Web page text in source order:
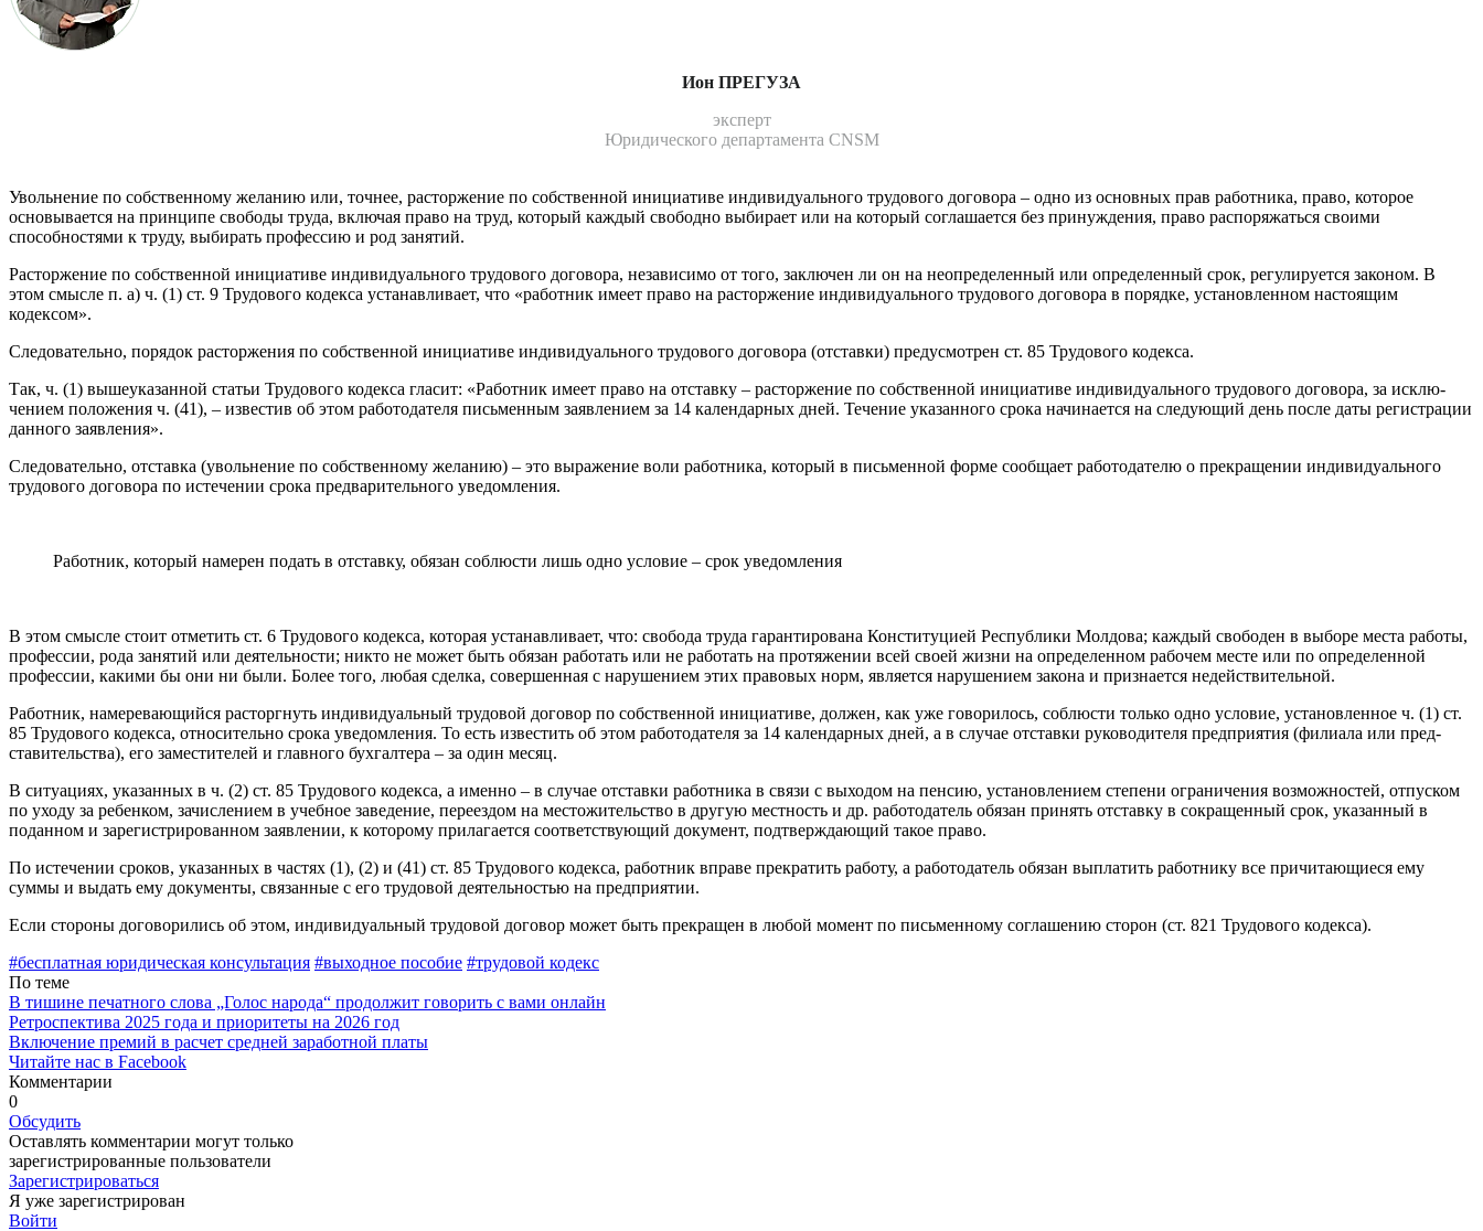
Ион ПРЕГУЗА
эксперт
Юридического департамента CNSM
Увольнение по собственному желанию или, точнее, растор­жение по собственной инициативе индивидуального трудового договора ‒ одно из основных прав работника, право, которое
основывается на принципе свободы труда, включая право на труд, который каждый свободно выбирает или на который соглашается без принуждения, право распоряжаться своими
способностями к труду, выбирать профессию и род занятий.
Расторжение по собственной инициативе индивидуального трудового договора, независимо от того, заключен ли он на неопределенный или определенный срок, регулируется законом. В
этом смысле п. a) ч. (1) ст. 9 Трудового кодекса устанавливает, что «работник имеет право на расторжение индивидуаль­ного трудового договора в порядке, установленном настоящим
кодексом».
Следовательно, порядок расторжения по собственной инициативе индивидуального трудового договора (отставки) предусмотрен ст. 85 Трудового кодекса.
Так, ч. (1) вышеуказанной статьи Трудового кодекса гласит: «Работник имеет право на отставку – расторжение по собствен­ной инициативе индивидуального трудового договора, за исклю­
чением положения ч. (41), – известив об этом работодателя пись­менным заявлением за 14 календарных дней. Течение указанного срока начинается на следующий день после даты регистрации
данного заявления».
Следовательно, отставка (увольнение по собственному жела­нию) ‒ это выражение воли работника, который в письменной форме сообщает работодателю о прекращении индивидуального
трудового договора по истечении срока предварительного уве­домления.
Работник, который намерен подать в отставку, обязан соблюсти лишь одно условие ‒ срок уведомления
В этом смысле стоит отметить ст. 6 Трудового кодекса, кото­рая устанавливает, что: свобода труда гарантирована Конституцией Республики Молдова; каждый свободен в выборе места работы,
профессии, рода занятий или деятельности; никто не может быть обязан работать или не работать на протяжении всей своей жизни на определенном рабочем месте или по опре­деленной
профессии, какими бы они ни были. Более того, любая сделка, совершенная с нарушением этих правовых норм, является нарушением закона и признается недействительной.
Работник, намеревающийся расторгнуть индивидуальный трудовой договор по собственной инициативе, должен, как уже говорилось, соблюсти только одно условие, установленное ч. (1) ст.
85 Трудового кодекса, относительно срока уведомления. То есть известить об этом работодателя за 14 календарных дней, а в случае отставки руководителя предприятия (филиала или пред­
ставительства), его заместителей и главного бухгалтера ‒ за один месяц.
В ситуациях, указанных в ч. (2) ст. 85 Трудового кодекса, а именно ‒ в случае отставки работника в связи с выходом на пенсию, установлением степени ограничения возможностей, отпуском
по уходу за ребенком, зачислением в учебное заведение, переездом на местожительство в другую местность и др. работодатель обязан принять отставку в сокращенный срок, ука­занный в
поданном и зарегистрированном заявлении, к которому прилагается соответствующий документ, подтверждающий такое право.
По истечении сроков, указанных в частях (1), (2) и (41) ст. 85 Трудового кодекса, работник вправе прекратить работу, а работодатель обязан выплатить работнику все причитающиеся ему
суммы и выдать ему документы, связанные с его трудовой деятельностью на предприятии.
Если стороны договорились об этом, индивидуальный трудовой договор может быть прекращен в любой момент по письмен­ному соглашению сторон (ст. 821 Трудового кодекса).
#бесплатная юридическая консультация #выходное пособие #трудовой кодекс
По теме
В тишине печатного слова „Голос народа“ продолжит говорить с вами онлайн
Ретроспектива 2025 года и приоритеты на 2026 год
Включение премий в расчет средней заработной платы
Читайте нас в Facebook
Комментарии
0
Обсудить
Оставлять комментарии могут только
зарегистрированные пользователи
Зарегистрироваться
Я уже зарегистрирован
Войти